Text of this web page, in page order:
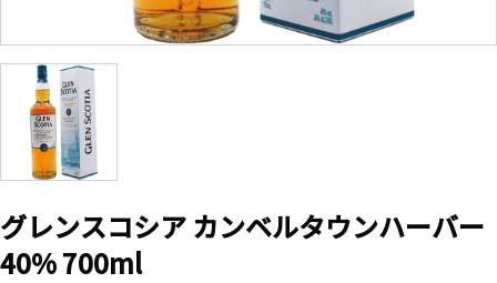
グレンスコシア カンベルタウンハーバー
40% 700ml